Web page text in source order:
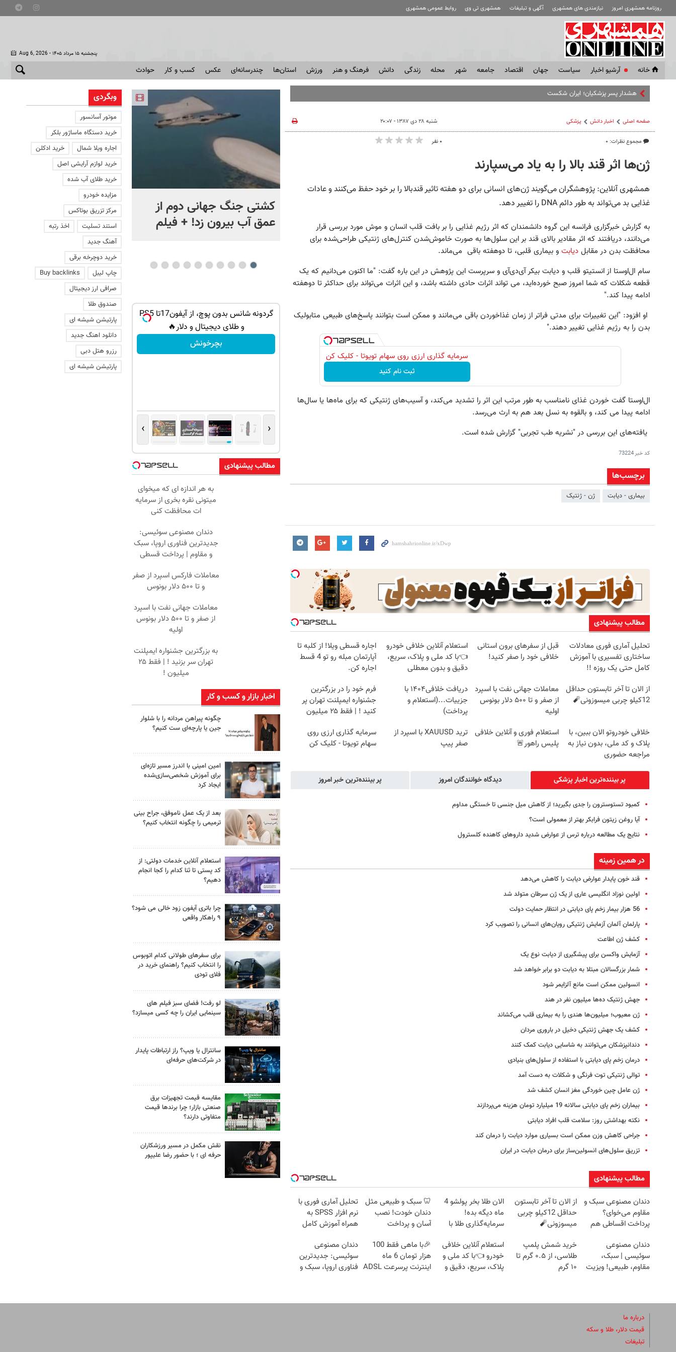
روزنامه همشهری امروز نیازمندی های همشهری آگهی و تبلیغات همشهری تی وی روابط عمومی همشهری
Aug 6, 2026 - پنجشنبه ۱۵ مرداد ۱۴۰۵
خانه آرشیو اخبار سياست جهان اقتصاد جامعه شهر محله زندگی دانش فرهنگ و هنر ورزش استان‌ها چندرسانه‌ای عکس کسب و کار حوادث
هشدار پسر پزشکیان؛ ایران شکست می‌خورد اگر...
صفحه اصلی اخبار دانش پزشکی
مجموع نظرات: ۰
شنبه ۲۸ دی ۱۳۸۷ - ۲۰:۰۷
۰ نفر
ژن‌ها اثر قند بالا را به یاد می‌سپارند
همشهری آنلاین: پژوهشگران می‌گویند ژن‌های انسانی برای دو هفته تاثیر قندبالا را بر خود حفظ می‌کنند و عادات
غذایی بد می‌تواند به طور دائم DNA را تغییر دهد.
به گزارش خبرگزاری فرانسه این گروه دانشمندان که اثر رژیم غذایی‌ را بر بافت قلب انسان و موش مورد بررسی قرار
می‌دانند، دریافتند که اثر مقادیر بالای قند بر این سلول‌ها به صورت خاموش‌‌شدن کنترل‌های ژنتیکی طراحی‌شده برای
محافظت بدن در مقابل دیابت و بیماری قلبی، تا دوهفته باقی می‌ماند.
سام ال‌اوستا از انستیتو قلب و دیابت بیکر آی‌دی‌آی و سرپرست این پژوهش در این باره گفت: "ما اکنون می‌دانیم که یک
قطعه شکلات که شما امروز صبح خورده‌اید، می تواند اثرات حادی داشته باشد، و این اثرات می‌‌تواند برای حداکثر تا دوهفته
ادامه پیدا کند."
او افزود: "این تغییرات برای مدتی فراتر از زمان غذاخوردن باقی می‌مانند و ممکن است بتوانند پاسخ‌های طبیعی متابولیک
بدن را به رژیم غذایی تغییر دهند."
سرمایه گذاری ارزی روی سهام تویوتا - کلیک کن
ثبت نام کنید
ال‌اوستا گفت خوردن غذای نامناسب به طور مرتب این اثر را تشدید می‌کند، و آسیب‌های ژنتیکی که برای ماه‌ها یا سال‌ها
ادامه پیدا می کند، و بالقوه به نسل بعد هم به ارث می‌رسد.
یافته‌های این بررسی در "نشریه طب تجربی" گزارش شده است.
کد خبر73224
برچسب‌ها
بیماری - دیابت ژن - ژنتیک
مطالب پیشنهادی
تحلیل آماری فوری معادلات
ساختاری تفسیری با آموزش
کامل حتی یک روزه !!
قبل از سفرهای برون استانی
خلافی خود را صفر کنید!
استعلام آنلاین خلافی خودرو
👈با کد ملی و پلاک، سریع،
دقیق و بدون معطلی
اجاره‌ قسطی ویلا! از کلبه تا
آپارتمان مبله رو تو 4 قسط
اجاره کن.
از الان تا آخر تابستون حداقل
12کیلو چربی میسوزونی🧨
معاملات جهانی نفت با اسپرد
از صفر و تا ۵۰۰ دلار بونوس
اولیه
دریافت خلافی۱۴۰۴ با
جزییات...(استعلام و
پرداخت)
فرم خود را در بزرگترین
جشنواره ایمپلنت تهران پر
کنید ! | فقط ۲۵ میلیون
خلافی خودروتو الان ببین، با
پلاک و کد ملی، بدون نیاز به
مراجعه حضوری
استعلام فوری و آنلاین خلافی
پلیس راهور🚨
ترید XAUUSD با اسپرد از
صفر پیپ
سرمایه گذاری ارزی روی
سهام تویوتا - کلیک کن
پر بیننده‌ترین اخبار پزشکی دیدگاه خوانندگان امروز پر بیننده‌ترین خبر امروز
کمبود تستوسترون را جدی بگیرید؛ از کاهش میل جنسی تا خستگی مداوم
آیا روغن زیتون فرابکر بهتر از معمولی است؟
نتایج یک مطالعه درباره ترس از عوارض شدید داروهای کاهنده کلسترول
در همین زمینه
قند خون پایدار عوارض دیابت را کاهش می‌دهد
اولین نوزاد انگلیسی عاری از یک ژن سرطان متولد شد
56 هزار بیمار زخم پای دیابتی در انتظار حمایت دولت
پارلمان آلمان آزمایش ژنتیکی رویان‌های انسانی را تصویب کرد
کشف ژن اطاعت
آزمایش واکسن برای پیشگیری از دیابت نوع یک
شمار بزرگسالان مبتلا به دیابت دو برابر خواهد شد
انسولین ممکن است مانع آلزایمر شود
جهش ژنتیک ده‌ها میلیون نفر در هند
ژن معیوب؛ میلیون‌ها هندی را به بیماری قلب می‌کشاند
کشف یک جهش ژنتیکی دخیل در باروری مردان
دندانپزشکان می‌توانند به شاسایی دیابت کمک کنند
درمان زخم پای دیابتی با استفاده از سلول‌های بنیادی
توالی ژنتیکی توت فرنگی و شکلات به دست آمد
ژن عامل چین خوردگی مغز انسان کشف شد
بیماران زخم پای دیابتی سالانه 19 میلیارد تومان هزینه می‌پردازند
نکته بهداشتی روز: سلامت قلب افراد دیابتی
جراحی کاهش وزن ممکن است بسیاری موارد دیابت را درمان کند
تزریق سلول‌های انسولین‌ساز برای درمان دیابت در ایران
مطالب پیشنهادی
دندان مصنوعی سبک و
مقاوم می‌خوای؟
پرداخت اقساطی هم
از الان تا آخر تابستون
حداقل 12کیلو چربی
میسوزونی🧨
الان طلا بخر پولشو 4
ماه دیگه بده!
سرمایه‌گذاری طلا با
🦷 سبک و طبیعی مثل
دندان خودت! نصب
آسان و پرداخت
تحلیل آماری فوری با
نرم افزار SPSS به
همراه آموزش کامل
دندان مصنوعی
سوئیسی | سبک،
مقاوم، طبیعی! ویزیت
خرید شمش پلمپ
طلاسی، از ۰.۵ گرم تا
۱۰ گرم
استعلام آنلاین خلافی
خودرو 👈با کد ملی و
پلاک، سریع، دقیق و
🎉با ماهی فقط 100
هزار تومان 6 ماه
اینترنت پرسرعت ADSL
دندان مصنوعی
سوئیسی: جدیدترین
فناوری اروپا، سبک و
۹ با ماه + فیلم
کشتی‌ جنگ جهانی دوم از
عمق آب بیرون زد! + فیلم
افشای اطلاعات برای ترور
بارون ترامپ | ماجرای قرار
عاشقانه با یک زن
دقیق با کنترل سرعت اتوماتیک 🎯
(مجموعه 47عددی + تخفیف ویژه)
ثبت سفارش!
3 دلار کش بک در هر لات معاملاتی دریافت
ثبت نام کنید
میدونستی میتونی از بالا رفتن ارزش سهام
ثبت نام کنید
گردونه شانس بدون پوچ، از آیفون17تا PS5
و طلای دیجیتال و دلار🔥
بچرخونش
‹
›
مطالب پیشنهادی
به هر اندازه ای که میخوای
میتونی نقره بخری از سرمایه
ات محافظت کنی
دندان مصنوعی سوئیسی:
جدیدترین فناوری اروپا، سبک
و مقاوم | پرداخت قسطی
معاملات فارکس اسپرد از صفر
و تا ۵۰۰ دلار بونوس
معاملات جهانی نفت با اسپرد
از صفر و تا ۵۰۰ دلار بونوس
اولیه
به بزرگترین جشنواره ایمپلنت
تهران سر بزنید ! | فقط ۲۵
میلیون !
اخبار بازار و کسب و کار
چگونه پیراهن مردانه را با شلوار
جین یا پارچه‌ای ست کنیم؟
امین امینی با اندرز مسیر تازه‌ای
برای آموزش شخصی‌سازی‌شده
ایجاد کرد
بعد از یک عمل ناموفق، جراح بینی
ترمیمی را چگونه انتخاب کنیم؟
استعلام آنلاین خدمات دولتی: از
کد پستی تا ثنا کدام را کجا انجام
دهیم؟
چرا باتری آیفون زود خالی می شود؟
۹ راهکار واقعی
برای سفرهای طولانی کدام اتوبوس
را انتخاب کنیم؟ راهنمای خرید در
فلای تودی
لو رفت! فضای سبز فیلم های
سینمایی ایران را چه کسی میسازد؟
سانترال یا ویپ؟ راز ارتباطات پایدار
در شرکت‌های حرفه‌ای
مقایسه قیمت تجهیزات برق
صنعتی بازار؛ چرا برندها قیمت
متفاوتی دارند؟
نقش مکمل در مسیر ورزشکاران
حرفه ای ؛ با حضور رضا علیپور
وبگردی
موتور آسانسور
خرید دستگاه ماساژور بلکر
اجاره ویلا شمال
خرید ادکلن
خرید لوازم آرایشی اصل
خرید طلای آب شده
مزایده خودرو
مرکز تزریق بوتاکس
استند تسلیت
اخذ رتبه
آهنگ جدید
خرید دوچرخه برقی
چاپ لیبل
Buy backlinks
صرافی ارز دیجیتال
صندوق طلا
پارتیشن شیشه ای
دانلود اهنگ جدید
رزرو هتل دبی
پارتیشن شیشه ای
درباره ما
قیمت دلار، طلا و سکه
تبلیغات